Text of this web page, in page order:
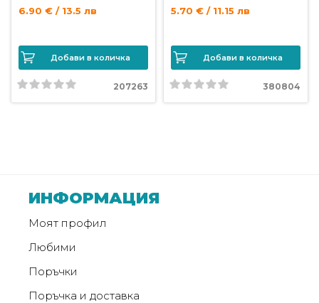
Лодки
поводи
Плувки
риболов
6.90 € / 13.5 лв
Добави в количка
207263
5.70 € / 11.15 лв
Добави в количка
380804
ИНФОРМАЦИЯ
Моят профил
Любими
Поръчки
Поръчка и доставка